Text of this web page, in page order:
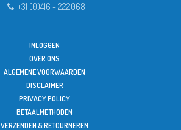
+31 (0)416 - 222068
INLOGGEN
OVER ONS
ALGEMENE VOORWAARDEN
DISCLAIMER
PRIVACY POLICY
BETAALMETHODEN
VERZENDEN & RETOURNEREN